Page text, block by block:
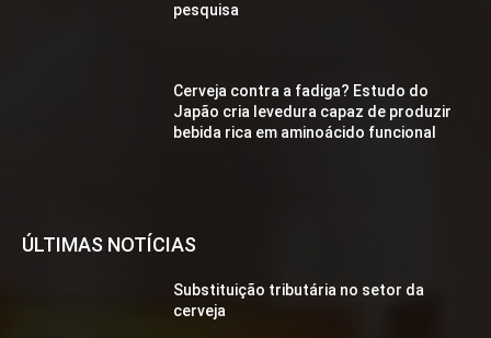
pesquisa
Cerveja contra a fadiga? Estudo do
Japão cria levedura capaz de produzir
bebida rica em aminoácido funcional
ÚLTIMAS NOTÍCIAS
Substituição tributária no setor da
cerveja